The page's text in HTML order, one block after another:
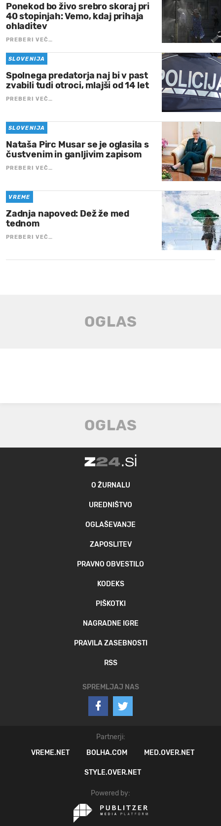
Ponekod bo živo srebro skoraj pri
40 stopinjah: Vemo, kdaj prihaja
ohladitev
PREBERI VEČ…
SLOVENIJA
Spolnega predatorja naj bi v past
zvabili tudi otroci, mlajši od 14 let
PREBERI VEČ…
SLOVENIJA
Nataša Pirc Musar se je oglasila s
čustvenim in ganljivim zapisom
PREBERI VEČ…
VREME
Zadnja napoved: Dež že med
tednom
PREBERI VEČ…
O ŽURNALU
UREDNIŠTVO
OGLAŠEVANJE
ZAPOSLITEV
PRAVNO OBVESTILO
KODEKS
PIŠKOTKI
NAGRADNE IGRE
PRAVILA ZASEBNOSTI
RSS
SPREMLJAJ NAS
Partnerji:
VREME.NET
BOLHA.COM MED.OVER.NET
STYLE.OVER.NET
Powered by: